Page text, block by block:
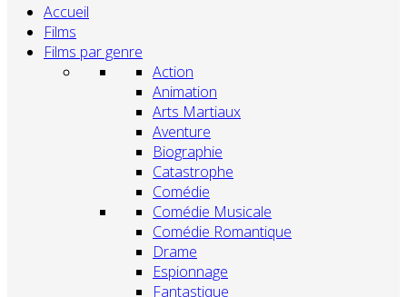
Accueil
Films
Films par genre
Action
Animation
Arts Martiaux
Aventure
Biographie
Catastrophe
Comédie
Comédie Musicale
Comédie Romantique
Drame
Espionnage
Fantastique